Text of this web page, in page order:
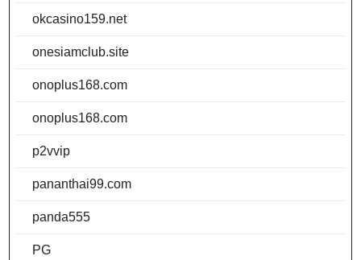
okcasino159.net
onesiamclub.site
onoplus168.com
onoplus168.com
p2vvip
pananthai99.com
panda555
PG